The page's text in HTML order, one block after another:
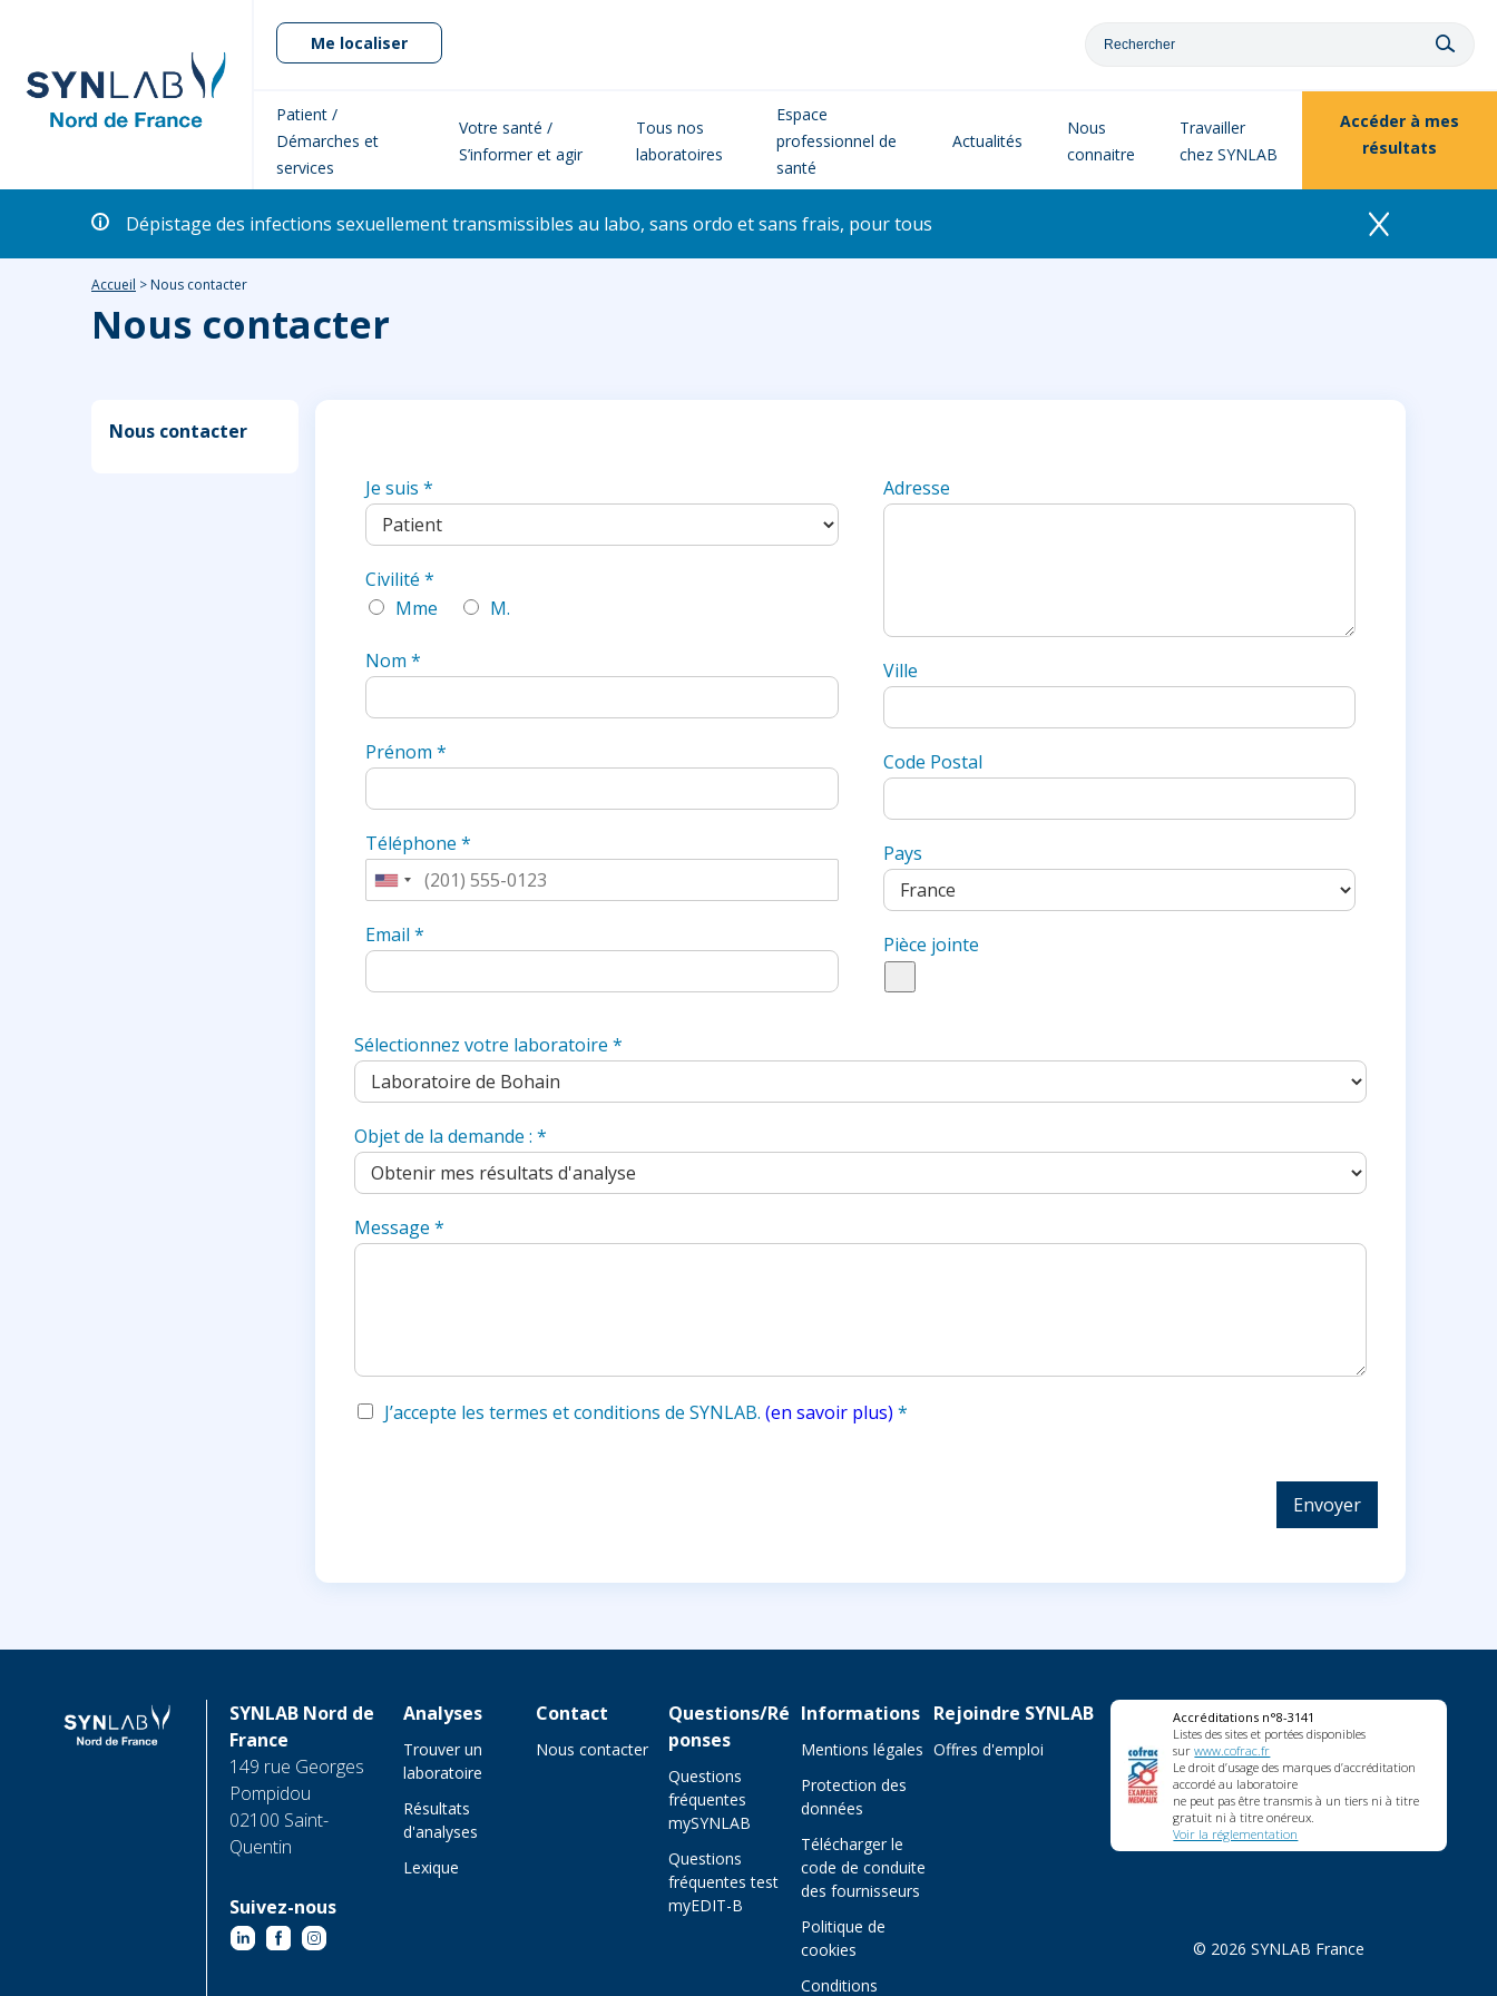
Me localiser
Patient /
Démarches et
services
Votre santé /
S’informer et agir
Tous nos
laboratoires
Espace
professionnel de
santé
Actualités
Nous
connaitre
Travailler
chez SYNLAB
Accéder à mes
résultats
Dépistage des infections sexuellement transmissibles au labo, sans ordo et sans frais, pour tous
Accueil > Nous contacter
Nous contacter
Nous contacter
Je suis*
Civilité*
Mme
M.
Nom*
Prénom*
Téléphone*
U
i
e
S
a
t
e
s
1
Email*
Adresse
Ville
Code Postal
Pays
Pièce jointe
Sélectionnez votre laboratoire*
Objet de la demande :*
Message*
J’accepte les termes et conditions de SYNLAB.(en savoir plus) *
Envoyer
SYNLAB Nord de
France
149 rue Georges
Pompidou
02100 Saint-
Quentin
Suivez-nous
Analyses
Trouver un
laboratoire
Résultats
d'analyses
Lexique
Contact
Nous contacter
Questions/Ré
ponses
Questions
fréquentes
mySYNLAB
Questions
fréquentes test
myEDIT-B
Informations
Mentions légales
Protection des
données
Télécharger le
code de conduite
des fournisseurs
Politique de
cookies
Conditions
Rejoindre SYNLAB
Offres d'emploi
Accréditations n°8-3141
Listes des sites et portées disponibles
surwww.cofrac.fr
Le droit d’usage des marques d’accréditation
accordé au laboratoire
ne peut pas être transmis à un tiers ni à titre
gratuit ni à titre onéreux.
Voir la réglementation
© 2026 SYNLAB France